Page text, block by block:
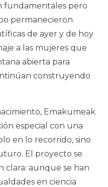
fundamentales pero
permanecieron
de ayer y de hoy
a las mujeres que
abierta para
construyendo
Emakumeak
especial con una
en lo recorrido, sino
El proyecto se
clara: aunque se han
en ciencia